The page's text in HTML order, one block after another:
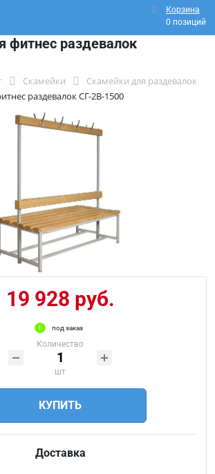
Корзина
0 позиций
фитнес раздевалок
Скамейки
Скамейки для раздевалок
раздевалок СГ-2В-1500
19 928 руб.
под заказ
Количество
шт
КУПИТЬ
Доставка